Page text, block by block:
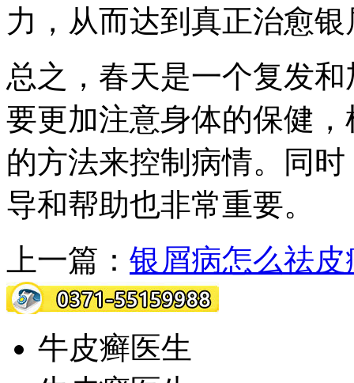
力，从而达到真正治愈
总之，春天是一个复发
要更加注意身体的保健
的方法来控制病情。同
导和帮助也非常重要。
上一篇： 银屑病怎么祛
牛皮癣医生